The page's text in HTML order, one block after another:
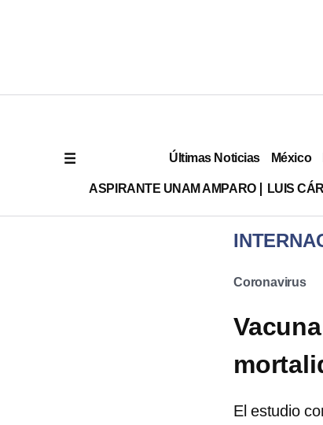
Últimas Noticias México
ASPIRANTE UNAM AMPARO LUIS
Coronavirus
El estudio